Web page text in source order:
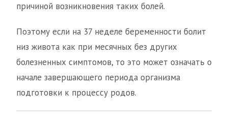
причиной возникновения таких болей.
Поэтому если на 37 неделе беременности болит
низ живота как при месячных без других
болезненных симптомов, то это может означать о
начале завершающего периода организма
подготовки к процессу родов.